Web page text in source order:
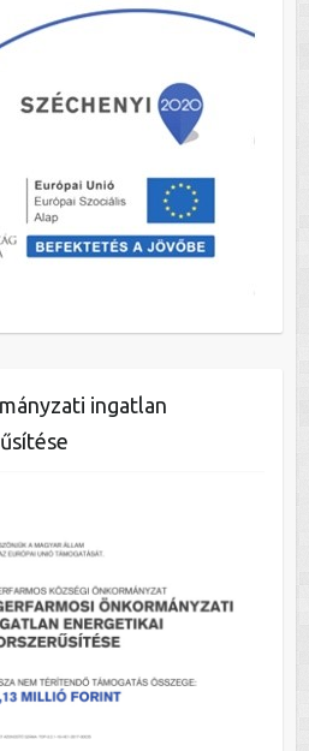
ingatlan